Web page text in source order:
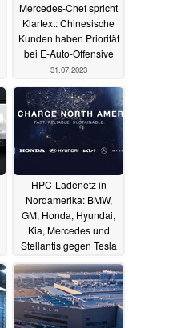
Mercedes-Chef spricht
Klartext: Chinesische
Kunden haben Priorität
bei E-Auto-Offensive
31.07.2023
HPC-Ladenetz in
Nordamerika: BMW,
GM, Honda, Hyundai,
Kia, Mercedes und
Stellantis gegen Tesla
27.07.2023